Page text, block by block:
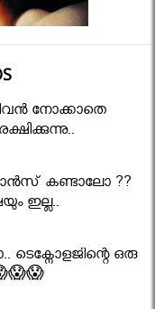
നോക്കാതെ
കണ്ടാലോ ??
ഇല്ല..
ഒരു